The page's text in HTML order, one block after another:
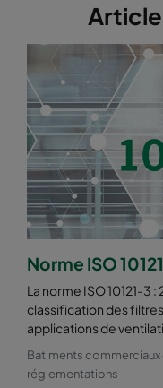
Norme ISO
La norme ISO 10121-
classification des
applications de
Batiments
réglementations